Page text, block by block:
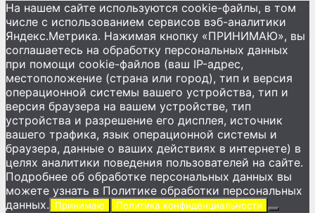
На нашем сайте используются cookie-файлы, в том
числе с использованием сервисов вэб-аналитики
Яндекс.Метрика. Нажимая кнопку «ПРИНИМАЮ», вы
соглашаетесь на обработку персональных данных
при помощи cookie-файлов (ваш IP-адрес,
местоположение (страна или город), тип и версия
операционной системы вашего устройства, тип и
версия браузера на вашем устройстве, тип
устройства и разрешение его дисплея, источник
вашего трафика, язык операционной системы и
браузера, данные о ваших действиях в интернете) в
целях аналитики поведения пользователей на сайте.
Подробнее об обработке персональных данных вы
можете узнать в Политике обработки персональных
данных.
Принимаю Политика конфиденциальности